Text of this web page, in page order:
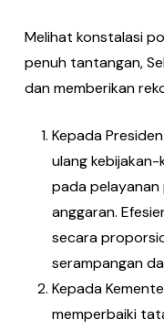
Melihat konstalasi
penuh tantangan,
dan memberikan
Kepada
ulang
pada pelayanan
anggaran.
secara
serampangan
Kepada
memperbaiki